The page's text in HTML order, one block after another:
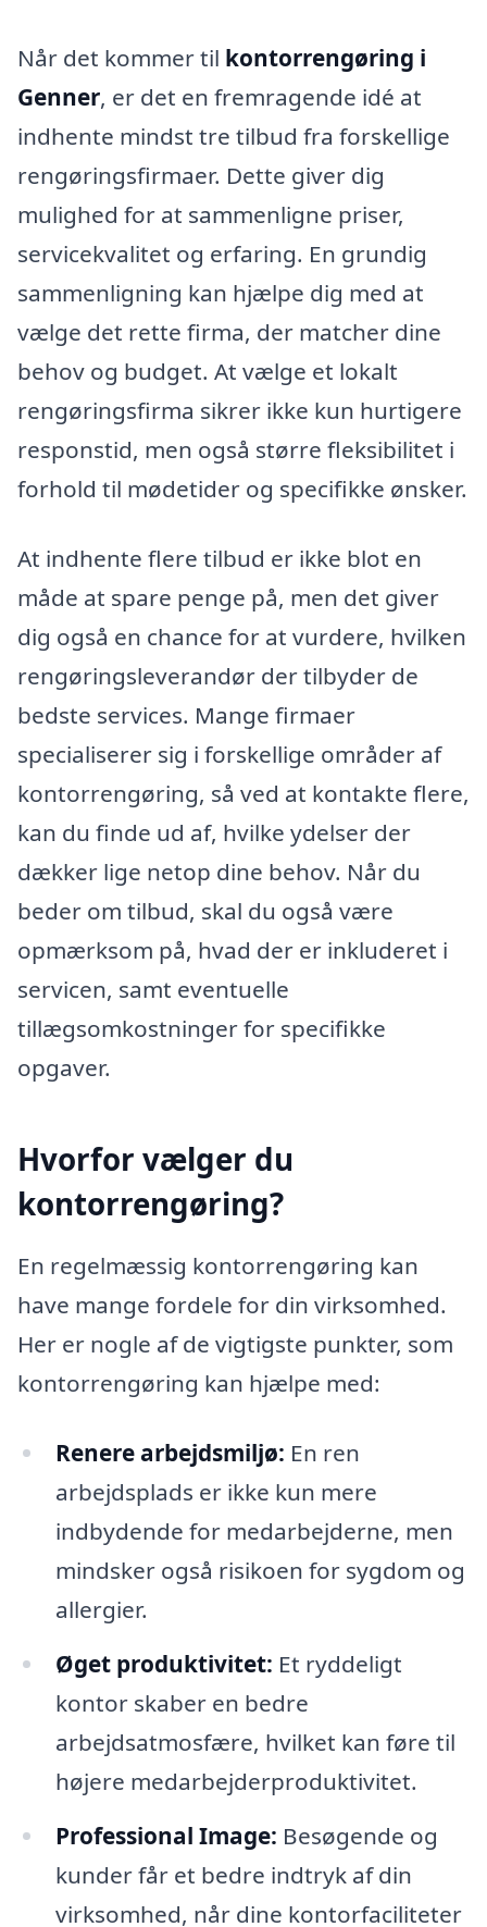
Når det kommer til kontorrengøring i
Genner, er det en fremragende idé at
indhente mindst tre tilbud fra forskellige
rengøringsfirmaer. Dette giver dig
mulighed for at sammenligne priser,
servicekvalitet og erfaring. En grundig
sammenligning kan hjælpe dig med at
vælge det rette firma, der matcher dine
behov og budget. At vælge et lokalt
rengøringsfirma sikrer ikke kun hurtigere
responstid, men også større fleksibilitet i
forhold til mødetider og specifikke ønsker.
At indhente flere tilbud er ikke blot en
måde at spare penge på, men det giver
dig også en chance for at vurdere, hvilken
rengøringsleverandør der tilbyder de
bedste services. Mange firmaer
specialiserer sig i forskellige områder af
kontorrengøring, så ved at kontakte flere,
kan du finde ud af, hvilke ydelser der
dækker lige netop dine behov. Når du
beder om tilbud, skal du også være
opmærksom på, hvad der er inkluderet i
servicen, samt eventuelle
tillægsomkostninger for specifikke
opgaver.
Hvorfor vælger du
kontorrengøring?
En regelmæssig kontorrengøring kan
have mange fordele for din virksomhed.
Her er nogle af de vigtigste punkter, som
kontorrengøring kan hjælpe med:
Renere arbejdsmiljø: En ren
arbejdsplads er ikke kun mere
indbydende for medarbejderne, men
mindsker også risikoen for sygdom og
allergier.
Øget produktivitet: Et ryddeligt
kontor skaber en bedre
arbejdsatmosfære, hvilket kan føre til
højere medarbejderproduktivitet.
Professional Image: Besøgende og
kunder får et bedre indtryk af din
virksomhed, når dine kontorfaciliteter